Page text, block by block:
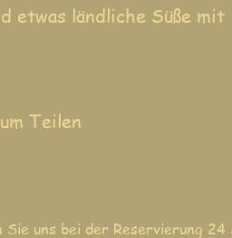
etwas ländliche Süße mit
Teilen
uns bei der Reservierung 24